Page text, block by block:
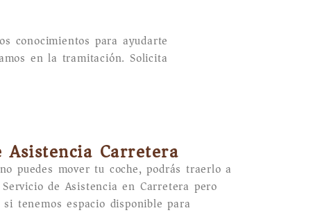
conocimientos para ayudarte
en la tramitación. Solicita
Asistencia Carretera
puedes mover tu coche, podrás traerlo a
de Asistencia en Carretera pero
tenemos espacio disponible para